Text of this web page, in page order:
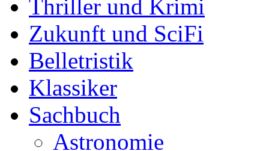
Thriller und Krimi
Zukunft und SciFi
Belletristik
Klassiker
Sachbuch
Astronomie